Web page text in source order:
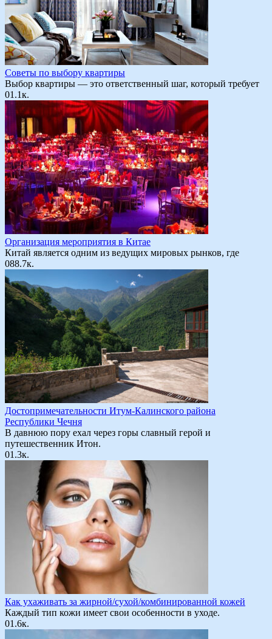
Советы по выбору квартиры
Выбор квартиры — это ответственный шаг, который требует
01.1к.
Организация мероприятия в Китае
Китай является одним из ведущих мировых рынков, где
088.7к.
Достопримечательности Итум-Калинского района
Республики Чечня
В давнюю пору ехал через горы славный герой и
путешественник Итон.
01.3к.
Как ухаживать за жирной/сухой/комбинированной кожей
Каждый тип кожи имеет свои особенности в уходе.
01.6к.